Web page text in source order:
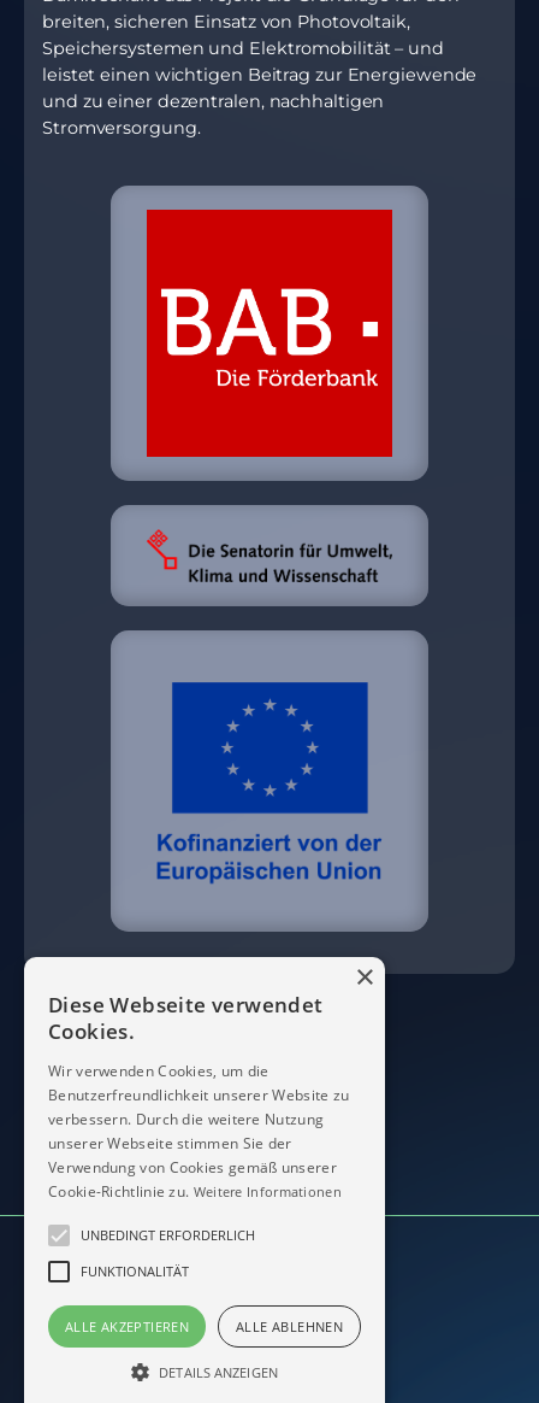
breiten, sicheren Einsatz von Photovoltaik,
Speichersystemen und Elektromobilität – und
leistet einen wichtigen Beitrag zur Energiewende
und zu einer dezentralen, nachhaltigen
Stromversorgung.
© 2026 Modern Micro Devices
Impressum / Datenschutzerklärung
Allgemeine Geschäftsbedingungen
Alle Rechte vorbehalten
×
Diese Webseite verwendet
Cookies.
Wir verwenden Cookies, um die
Benutzerfreundlichkeit unserer Website zu
verbessern. Durch die weitere Nutzung
unserer Webseite stimmen Sie der
Verwendung von Cookies gemäß unserer
Cookie-Richtlinie zu. Weitere Informationen
UNBEDINGT ERFORDERLICH
FUNKTIONALITÄT
ALLE AKZEPTIEREN ALLE ABLEHNEN
DETAILS ANZEIGEN